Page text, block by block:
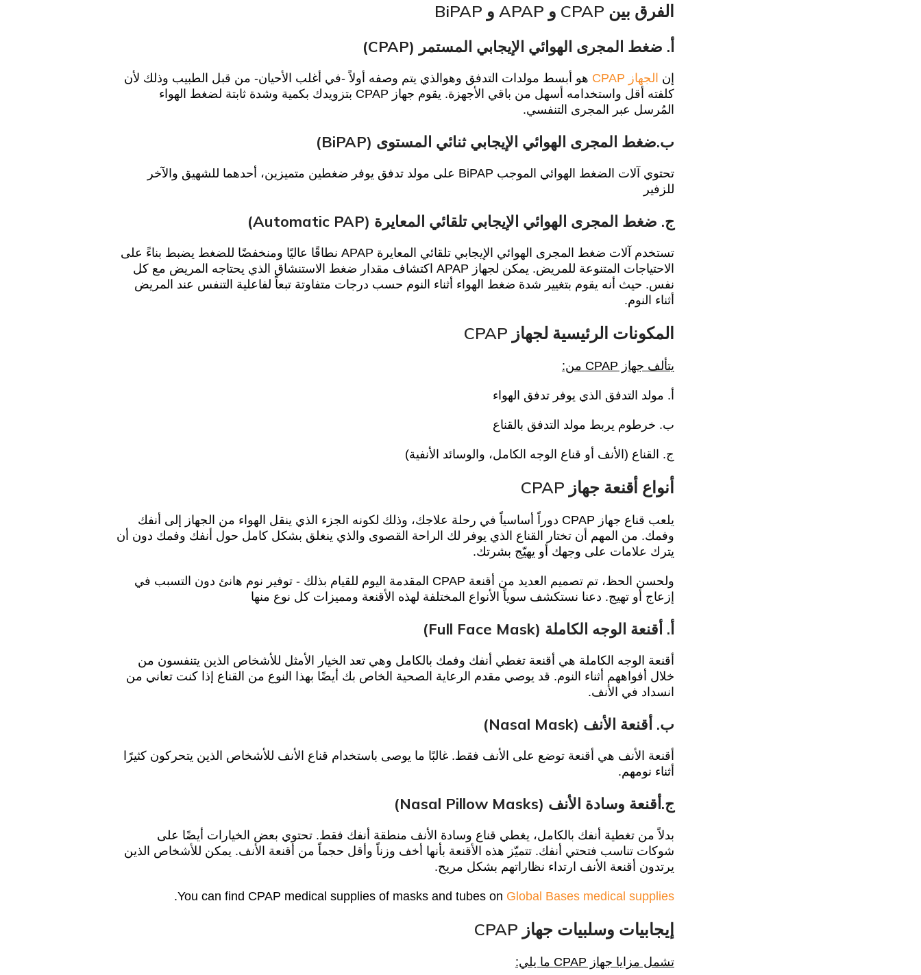
الفرق بين CPAP و APAP و BiPAP
أ. ضغط المجرى الهوائي الإيجابي المستمر (CPAP)
إن الجهاز CPAP
هو أبسط مولدات التدفق وهوالذي يتم وصفه أولاً -في أغلب الأحيان- من قبل الطبيب وذلك لأن
كلفته أقل واستخدامه أسهل من باقي الأجهزة. يقوم جهاز CPAP بتزويدك بكمية وشدة ثابتة لضغط الهواء
المُرسل عبر المجرى التنفسي.
ب.ضغط المجرى الهوائي الإيجابي ثنائي المستوى (BiPAP)
تحتوي آلات الضغط الهوائي الموجب BiPAP على مولد تدفق يوفر ضغطين متميزين، أحدهما للشهيق والآخر
للزفير
ج. ضغط المجرى الهوائي الإيجابي تلقائي المعايرة (Automatic PAP)
تستخدم آلات ضغط المجرى الهوائي الإيجابي تلقائي المعايرة APAP نطاقًا عاليًا ومنخفضًا للضغط يضبط بناءً على
الاحتياجات المتنوعة للمريض. يمكن لجهاز APAP اكتشاف مقدار ضغط الاستنشاق الذي يحتاجه المريض مع كل
نفس. حيث أنه يقوم بتغيير شدة ضغط الهواء أثناء النوم حسب درجات متفاوتة تبعاً لفاعلية التنفس عند المريض
أثناء النوم.
المكونات الرئيسية لجهاز CPAP
يتألف جهاز CPAP من:
أ. مولد التدفق الذي يوفر تدفق الهواء
ب. خرطوم يربط مولد التدفق بالقناع
ج. القناع (الأنف أو قناع الوجه الكامل، والوسائد الأنفية)
أنواع أقنعة جهاز CPAP
يلعب قناع جهاز CPAP دوراً أساسياً في رحلة علاجك، وذلك لكونه الجزء الذي ينقل الهواء من الجهاز إلى أنفك
وفمك. من المهم أن تختار القناع الذي يوفر لك الراحة القصوى والذي ينغلق بشكل كامل حول أنفك وفمك دون أن
يترك علامات على وجهك أو يهيّج بشرتك.
ولحسن الحظ، تم تصميم العديد من أقنعة CPAP المقدمة اليوم للقيام بذلك - توفير نوم هانئ دون التسبب في
إزعاج أو تهيج. دعنا نستكشف سوياً الأنواع المختلفة لهذه الأقنعة ومميزات كل نوع منها
أ. أقنعة الوجه الكاملة (Full Face Mask)
أقنعة الوجه الكاملة هي أقنعة تغطي أنفك وفمك بالكامل وهي تعد الخيار الأمثل للأشخاص الذين يتنفسون من
خلال أفواههم أثناء النوم. قد يوصي مقدم الرعاية الصحية الخاص بك أيضًا بهذا النوع من القناع إذا كنت تعاني من
انسداد في الأنف.
ب. أقنعة الأنف (Nasal Mask)
أقنعة الأنف هي أقنعة توضع على الأنف فقط. غالبًا ما يوصى باستخدام قناع الأنف للأشخاص الذين يتحركون كثيرًا
أثناء نومهم.
ج.أقنعة وسادة الأنف (Nasal Pillow Masks)
بدلاً من تغطية أنفك بالكامل، يغطي قناع وسادة الأنف منطقة أنفك فقط. تحتوي بعض الخيارات أيضًا على
شوكات تناسب فتحتي أنفك. تتميّز هذه الأقنعة بأنها أخف وزناً وأقل حجماً من أقنعة الأنف. يمكن للأشخاص الذين
يرتدون أقنعة الأنف ارتداء نظاراتهم بشكل مريح.
You can find CPAP medical supplies of masks and tubes on Global Bases medical supplies
.
إيجابيات وسلبيات جهاز CPAP
تشمل مزايا جهاز CPAP ما يلي: